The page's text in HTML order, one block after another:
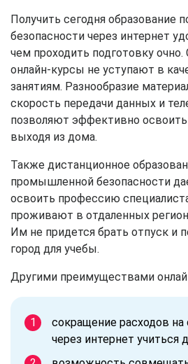
Получить сегодня образование
безопасности через интернет
чем проходить подготовку
онлайн-курсы не уступают в
занятиям. Разнообразие
скорость передачи данных и
позволяют эффективно
выходя из дома.
Также дистанционное
промышленной безопасности
освоить профессию
проживают в отдаленных
Им не придется брать отпуск и
город для учебы.
Другими преимуществами
сокращение расходов на
через интернет учиться